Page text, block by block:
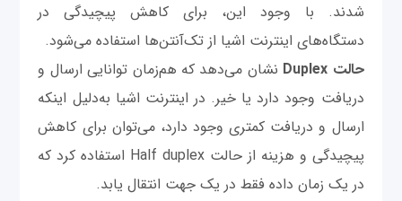
شدند. با وجود این، برای کاهش پیچیدگی در
دستگاه‌های اینترنت اشیا از تک‌آنتن‌ها استفاده می‌شود.
حالت Duplex
نشان می‌دهد که هم‌زمان توانایی ارسال و
دریافت وجود دارد یا خیر. در اینترنت اشیا به‌دلیل اینکه
ارسال و دریافت کمتری وجود دارد، می‌توان برای کاهش
پیچیدگی و هزینه از حالت Half duplex استفاده کرد که
در یک زمان داده فقط در یک جهت انتقال یابد.